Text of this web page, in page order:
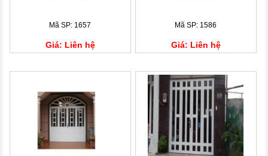
Mã SP: 1657
Giá: Liên hệ
Mã SP: 1586
Giá: Liên hệ